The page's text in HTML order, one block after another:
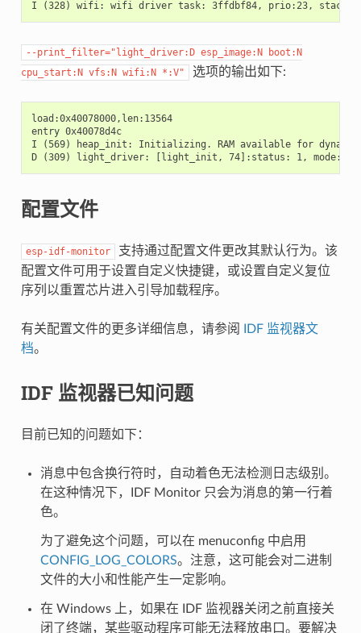
--print_filter="light_driver:D esp_image:N
boot:N
cpu_start:N vfs:N wifi:N *:V" 选项的输出如下:
load:0x40078000,len:13564
entry 0x40078d4c
I (569) heap_init: Initializing. RAM available for
配置文件
esp-idf-monitor
支持通过配置文件更改其默认行为。该
配置文件可用于设置自定义快捷键，或设置自定义复位
序列以重置芯片进入引导加载程序。
有关配置文件的更多详细信息，请参阅
IDF 监视器文
档。
IDF 监视器已知问题
目前已知的问题如下：
消息中包含换行符时，自动着色无法检测日志级别。
在这种情况下，IDF Monitor 只会为消息的第一行着
色。
为了避免这个问题，可以在 menuconfig 中启用
CONFIG_LOG_COLORS。注意，这可能会对二进制
文件的大小和性能产生一定影响。
在 Windows 上，如果在 IDF 监视器关闭之前直接关
闭了终端，某些驱动程序可能无法释放串口。要解决